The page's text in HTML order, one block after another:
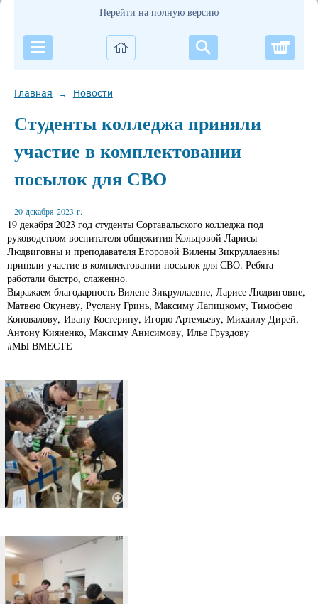
Перейти на полную версию
Главная → Новости
Студенты колледжа приняли
участие в комплектовании
посылок для СВО
20 декабря 2023 г.
19 декабря 2023 год студенты Сортавальского колледжа под
руководством воспитателя общежития Кольцовой Ларисы
Людвиговны и преподавателя Егоровой Вилены Зикруллаевны
приняли участие в комплектовании посылок для СВО. Ребята
работали быстро, слаженно.
Выражаем благодарность Вилене Зикруллаевне, Ларисе Людвиговне,
Матвею Окуневу, Руслану Гринь, Максиму Лапицкому, Тимофею
Коновалову, Ивану Костерину, Игорю Артемьеву, Михаилу Дирей,
Антону Кияненко, Максиму Анисимову, Илье Груздову
#МЫ ВМЕСТЕ